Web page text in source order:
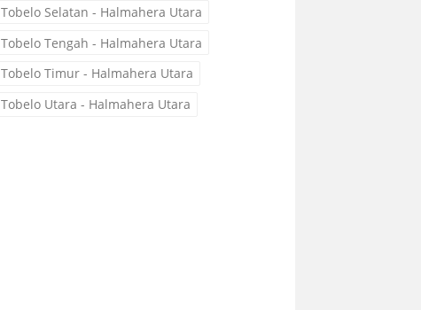
Tobelo Selatan - Halmahera Utara
Tobelo Tengah - Halmahera Utara
Tobelo Timur - Halmahera Utara
Tobelo Utara - Halmahera Utara